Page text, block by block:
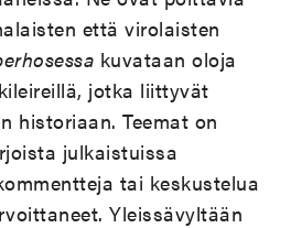
että virolaisten
kuvataan oloja
jotka liittyvät
historiaan. Teemat on
julkaistuissa
tai keskustelua
Yleissävyltään